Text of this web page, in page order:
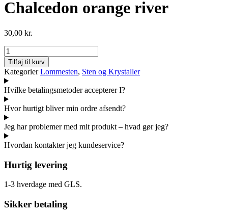
Chalcedon orange river
30,00 kr.
Chalcedon
orange
river
antal
Tilføj til kurv
Kategorier Lommesten, Sten og Krystaller
Hvilke betalingsmetoder accepterer I?
Hvor hurtigt bliver min ordre afsendt?
Jeg har problemer med mit produkt – hvad gør jeg?
Hvordan kontakter jeg kundeservice?
Hurtig levering
1-3 hverdage med GLS.
Sikker betaling